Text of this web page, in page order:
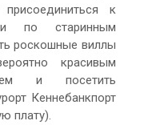
к
по старинным
роскошные виллы
красивым
и посетить
Кеннебанкпорт
плату).